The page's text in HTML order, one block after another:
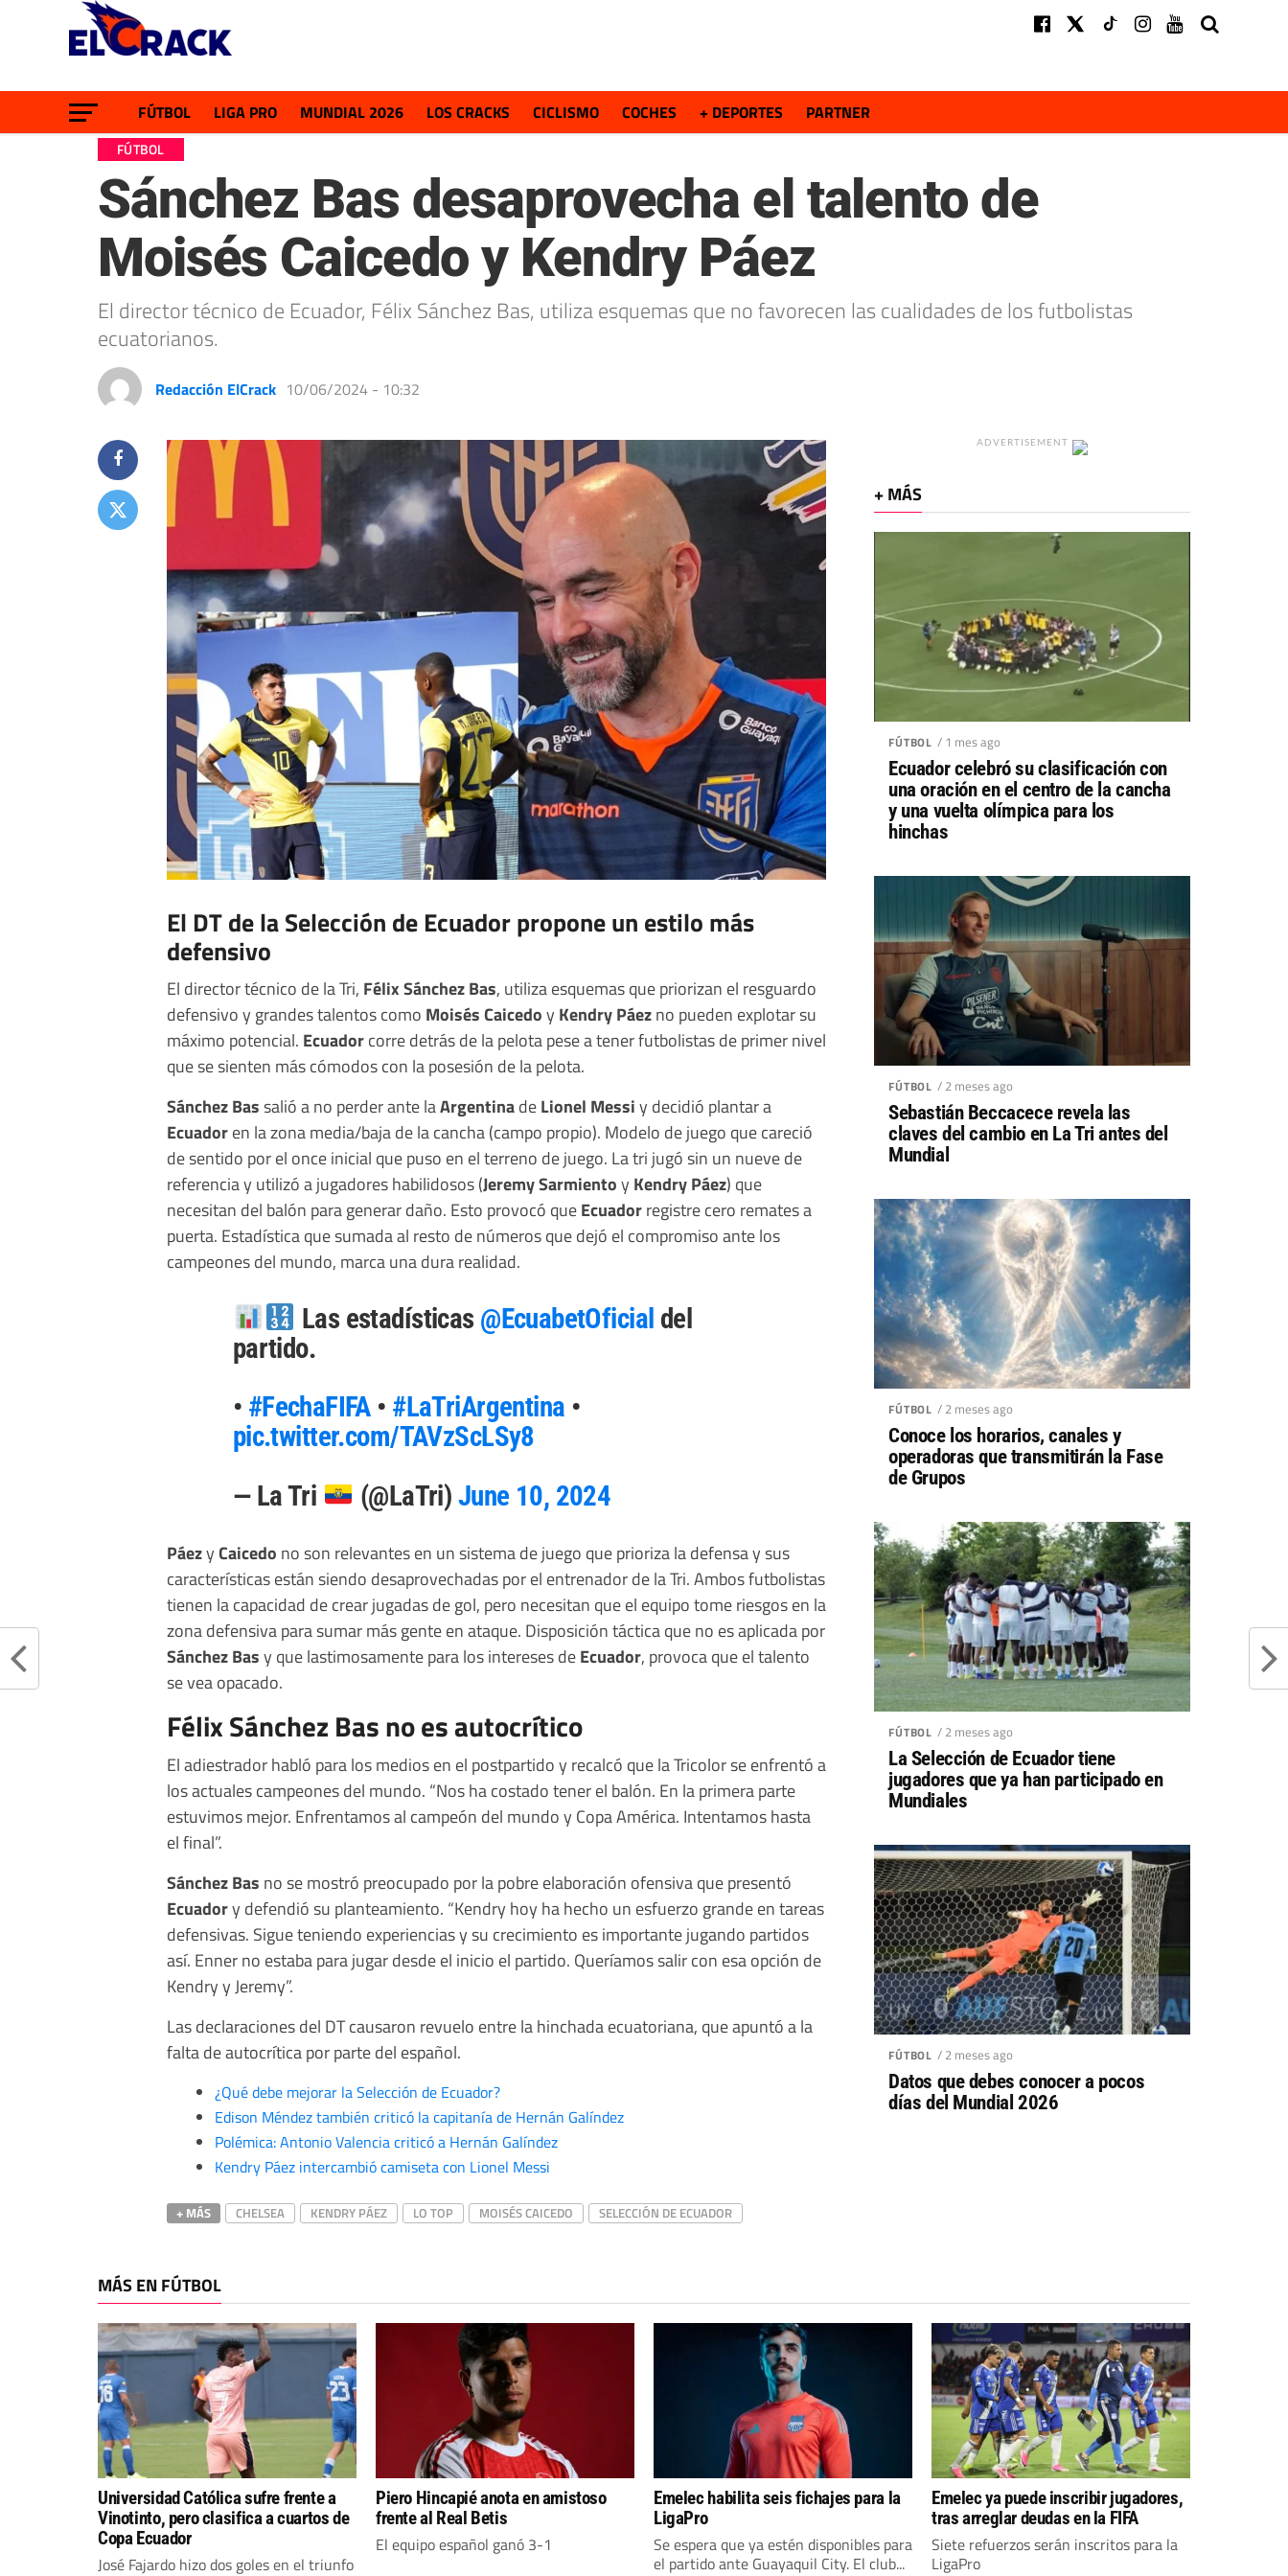
FÚTBOL LIGA PRO MUNDIAL 2026 LOS CRACKS CICLISMO COCHES + DEPORTES PARTNER
FÚTBOL
Sánchez Bas desaprovecha el talento de
Moisés Caicedo y Kendry Páez
El director técnico de Ecuador, Félix Sánchez Bas, utiliza esquemas que no favorecen las cualidades de los futbolistas
ecuatorianos.
Redacción ElCrack 10/06/2024 - 10:32
El DT de la Selección de Ecuador propone un estilo más
defensivo
El director técnico de la Tri, Félix Sánchez Bas, utiliza esquemas que priorizan el resguardo
defensivo y grandes talentos como Moisés Caicedoy Kendry Páezno pueden explotar su
máximo potencial. Ecuadorcorre detrás de la pelota pese a tener futbolistas de primer nivel
que se sienten más cómodos con la posesión de la pelota.
Sánchez Bassalió a no perder ante laArgentinadeLionel Messiy decidió plantar a
Ecuadoren la zona media/baja de la cancha (campo propio). Modelo de juego que careció
de sentido por el once inicial que puso en el terreno de juego. La tri jugó sin un nueve de
referencia y utilizó a jugadores habilidosos (Jeremy Sarmientoy Kendry Páez) que
necesitan del balón para generar daño. Esto provocó queEcuadorregistre cero remates a
puerta. Estadística que sumada al resto de números que dejó el compromiso ante los
campeones del mundo, marca una dura realidad.
Las estadísticas @EcuabetOficial del
partido.
• #FechaFIFA• #LaTriArgentina •
pic.twitter.com/TAVzScLSy8
— La Tri
(@LaTri) June 10, 2024
PáezyCaicedo no son relevantes en un sistema de juego que prioriza la defensa y sus
características están siendo desaprovechadas por el entrenador de la Tri. Ambos futbolistas
tienen la capacidad de crear jugadas de gol, pero necesitan que el equipo tome riesgos en la
zona defensiva para sumar más gente en ataque. Disposición táctica que no es aplicada por
Sánchez Basy que lastimosamente para los intereses deEcuador, provoca que el talento
se vea opacado.
Félix Sánchez Bas no es autocrítico
El adiestrador habló para los medios en el postpartido y recalcó que la Tricolor se enfrentó a
los actuales campeones del mundo. “Nos ha costado tener el balón. En la primera parte
estuvimos mejor. Enfrentamos al campeón del mundo y Copa América. Intentamos hasta
el final”.
Sánchez Bas no se mostró preocupado por la pobre elaboración ofensiva que presentó
Ecuadory defendió su planteamiento. “Kendry hoy ha hecho un esfuerzo grande en tareas
defensivas. Sigue teniendo experiencias y su crecimiento es importante jugando partidos
así. Enner no estaba para jugar desde el inicio el partido. Queríamos salir con esa opción de
Kendry y Jeremy”.
Las declaraciones del DT causaron revuelo entre la hinchada ecuatoriana, que apuntó a la
falta de autocrítica por parte del español.
¿Qué debe mejorar la Selección de Ecuador?
Edison Méndez también criticó la capitanía de Hernán Galíndez
Polémica: Antonio Valencia criticó a Hernán Galíndez
Kendry Páez intercambió camiseta con Lionel Messi
+ MÁS CHELSEA KENDRY PÁEZ LO TOP MOISÉS CAICEDO SELECCIÓN DE ECUADOR
ADVERTISEMENT
+ MÁS
FÚTBOL / 1 mes ago
Ecuador celebró su clasificación con
una oración en el centro de la cancha
y una vuelta olímpica para los
hinchas
FÚTBOL / 2 meses ago
Sebastián Beccacece revela las
claves del cambio en La Tri antes del
Mundial
FÚTBOL / 2 meses ago
Conoce los horarios, canales y
operadoras que transmitirán la Fase
de Grupos
FÚTBOL / 2 meses ago
La Selección de Ecuador tiene
jugadores que ya han participado en
Mundiales
FÚTBOL / 2 meses ago
Datos que debes conocer a pocos
días del Mundial 2026
MÁS EN FÚTBOL
Universidad Católica sufre frente a
Vinotinto, pero clasifica a cuartos de
Copa Ecuador
José Fajardo hizo dos goles en el triunfo
Piero Hincapié anota en amistoso
frente al Real Betis
El equipo español ganó 3-1
Emelec habilita seis fichajes para la
LigaPro
Se espera que ya estén disponibles para
el partido ante Guayaquil City. El club...
Emelec ya puede inscribir jugadores,
tras arreglar deudas en la FIFA
Siete refuerzos serán inscritos para la
LigaPro